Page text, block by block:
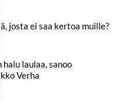
josta ei saa kertoa muille?
laulaa, sanoo
Verha